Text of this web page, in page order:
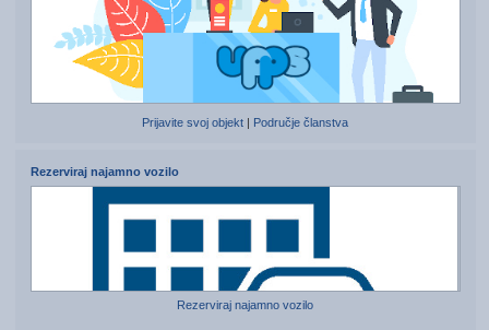
Prijavite svoj objekt Područje članstva
Rezerviraj najamno vozilo
Rezerviraj najamno vozilo